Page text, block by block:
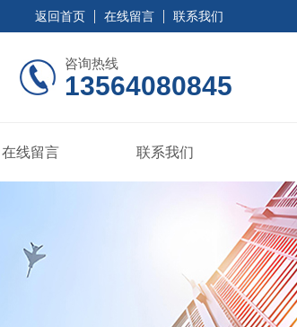
返回首页 在线留言 联系我们
咨询热线
13564080845
在线留言 联系我们